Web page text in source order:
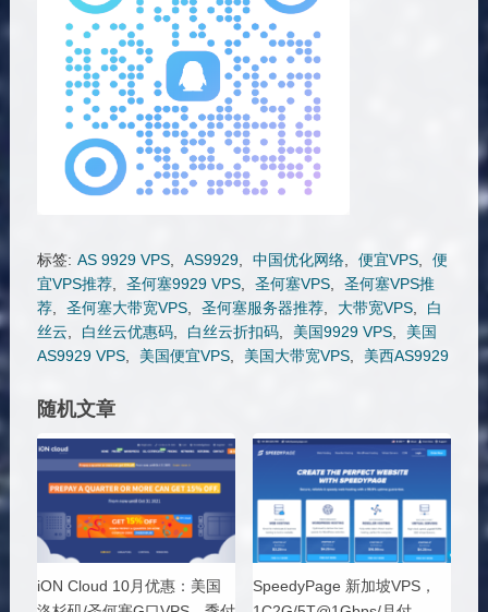
标签: AS 9929 VPS, AS9929, 中国优化网络, 便宜VPS,
便
宜VPS推荐, 圣何塞9929 VPS, 圣何塞VPS,
圣何塞VPS推
荐, 圣何塞大带宽VPS, 圣何塞服务器推荐, 大带宽VPS,
白
丝云
白丝云优惠码, 白丝云折扣码, 美国9929 VPS,
美国
AS9929 VPS, 美国便宜VPS, 美国大带宽VPS, 美西AS9929
随机文章
iON Cloud 10月优惠：美国
SpeedyPage 新加坡VPS，